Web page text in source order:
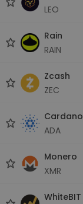
LEO
Rain
RAIN
Zcash
ZEC
Cardano
ADA
Monero
XMR